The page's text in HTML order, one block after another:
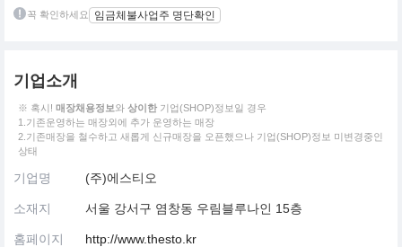
꼭 확인하세요 임금체불사업주 명단확인
기업소개
※ 혹시! 매장채용정보와 상이한 기업(SHOP)정보일 경우
1.기존운영하는 매장외에 추가 운영하는 매장
2.기존매장을 철수하고 새롭게 신규매장을 오픈했으나 기업(SHOP)정보 미변경중인
상태
기업명 (주)에스티오
소재지 서울 강서구 염창동 우림블루나인 15층
홈페이지 http://www.thesto.kr